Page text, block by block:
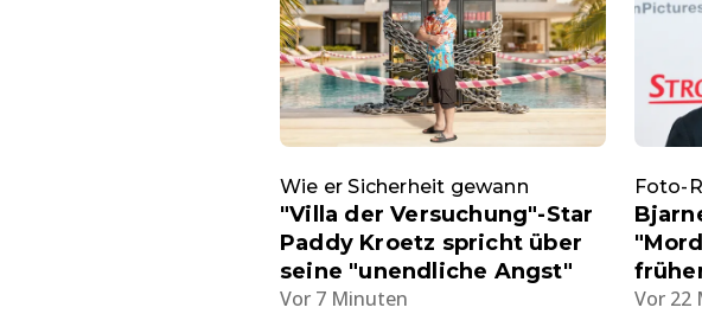
Wie er Sicherheit gewann
"Villa der Versuchung"-Star
Paddy Kroetz spricht über
seine "unendliche Angst"
Vor 7 Minuten
Foto-
Vor 22